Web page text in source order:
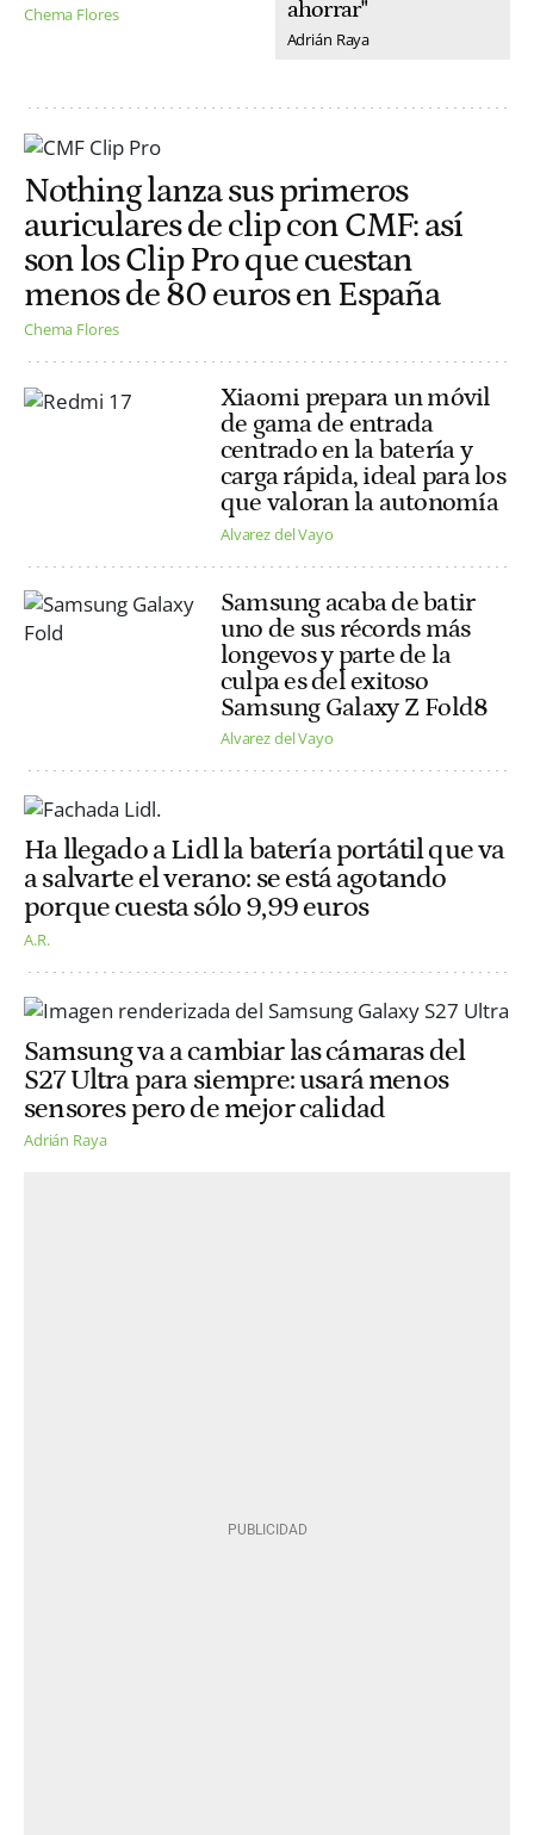
Chema Flores ahorrar"
Adrián Raya
Nothing lanza sus primeros
auriculares de clip con CMF: así
son los Clip Pro que cuestan
menos de 80 euros en España
Chema Flores
Xiaomi prepara un móvil
de gama de entrada
centrado en la batería y
carga rápida, ideal para los
que valoran la autonomía
Alvarez del Vayo
Samsung acaba de batir
uno de sus récords más
longevos y parte de la
culpa es del exitoso
Samsung Galaxy Z Fold8
Alvarez del Vayo
Ha llegado a Lidl la batería portátil que va
a salvarte el verano: se está agotando
porque cuesta sólo 9,99 euros
A.R.
Samsung va a cambiar las cámaras del
S27 Ultra para siempre: usará menos
sensores pero de mejor calidad
Adrián Raya